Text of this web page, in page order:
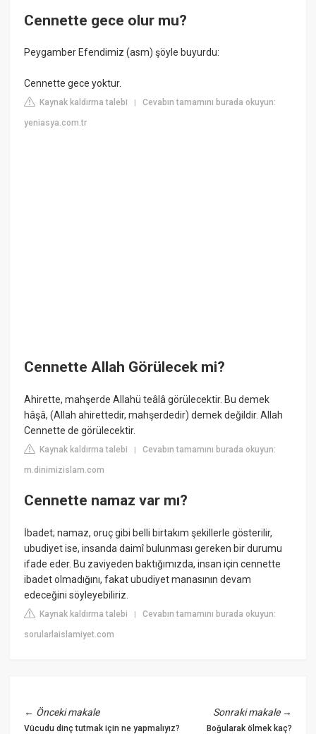
Cennette gece olur mu?
Peygamber Efendimiz (asm) şöyle buyurdu:
Cennette gece yoktur.
Kaynak kaldırma talebi |Cevabın tamamını burada okuyun:
yeniasya.com.tr
Cennette Allah Görülecek mi?
Ahirette, mahşerde Allahü teâlâ görülecektir. Bu demek
hâşâ, (Allah ahirettedir, mahşerdedir) demek değildir. Allah
Cennette de görülecektir.
Kaynak kaldırma talebi |Cevabın tamamını burada okuyun:
m.dinimizislam.com
Cennette namaz var mı?
İbadet; namaz, oruç gibi belli birtakım şekillerle gösterilir,
ubudiyet ise, insanda daimî bulunması gereken bir durumu
ifade eder. Bu zaviyeden baktığımızda, insan için cennette
ibadet olmadığını, fakat ubudiyet manasının devam
edeceğini söyleyebiliriz.
Kaynak kaldırma talebi |Cevabın tamamını burada okuyun:
sorularlaislamiyet.com
← Önceki makale
Vücudu dinç tutmak için ne yapmalıyız?
Sonraki makale→
Boğularak ölmek kaç?